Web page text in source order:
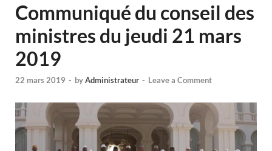
Communiqué du conseil des
ministres du jeudi 21 mars
2019
22 mars 2019 - byAdministrateur - Leave a Comment